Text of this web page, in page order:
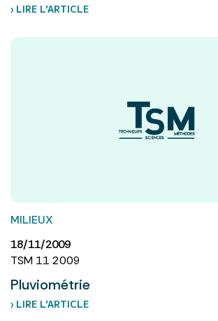
› LIRE L’ARTICLE
MILIEUX
18/11/2009
TSM 11 2009
Pluviométrie
› LIRE L’ARTICLE